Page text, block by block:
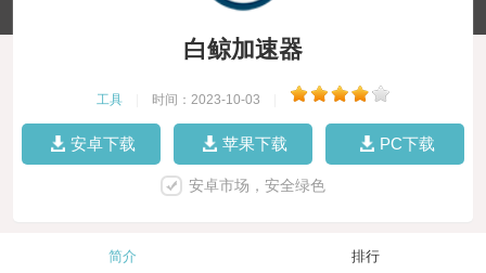
白鲸加速器
工具 时间：2023-10-03
安卓下载 苹果下载 PC下载
安卓市场，安全绿色
简介 排行